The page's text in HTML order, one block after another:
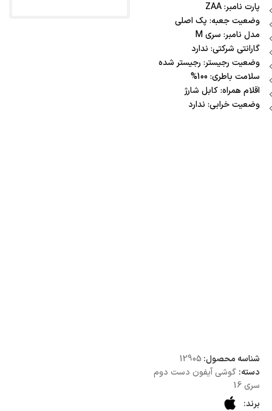
پارت نامبر: ZAA
وضعیت جعبه: پک اصلی
مدل نامبر: سری M
گارانتی شرکتی: ندارد
وضعیت رجیستر: رجیستر شده
سلامت باطری: 100%
اقلام همراه: کابل شارژ
وضعیت خرابی: ندارد
شناسه محصول: 12905
دسته: گوشی آیفون دست دوم
سری 16
برند: